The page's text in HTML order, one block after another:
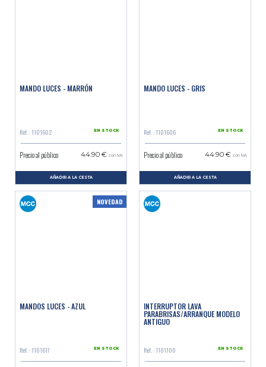
MANDO LUCES - MARRÓN
Ref. : 1101602 EN STOCK
Precio al público 44.90 € con IVA
AÑADIR A LA CESTA
MANDO LUCES - GRIS
Ref. : 1101606 EN STOCK
Precio al público 44.90 € con IVA
AÑADIR A LA CESTA
NOVEDAD
MANDOS LUCES - AZUL
Ref. : 1101617 EN STOCK
INTERRUPTOR LAVA
PARABRISAS/ARRANQUE MODELO
ANTIGUO
Ref. : 1101100 EN STOCK